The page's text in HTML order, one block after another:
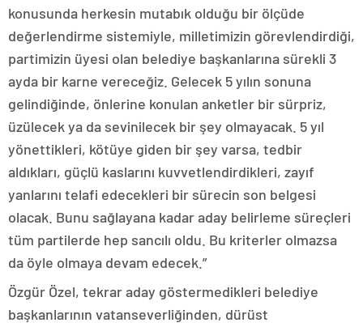
konusunda herkesin mutabık olduğu bir ölçüde
değerlendirme sistemiyle, milletimizin görevlendirdiği,
partimizin üyesi olan belediye başkanlarına sürekli 3
ayda bir karne vereceğiz. Gelecek 5 yılın sonuna
gelindiğinde, önlerine konulan anketler bir sürpriz,
üzülecek ya da sevinilecek bir şey olmayacak. 5 yıl
yönettikleri, kötüye giden bir şey varsa, tedbir
aldıkları, güçlü kaslarını kuvvetlendirdikleri, zayıf
yanlarını telafi edecekleri bir sürecin son belgesi
olacak. Bunu sağlayana kadar aday belirleme süreçleri
tüm partilerde hep sancılı oldu. Bu kriterler olmazsa
da öyle olmaya devam edecek.”
Özgür Özel, tekrar aday göstermedikleri belediye
başkanlarının vatanseverliğinden, dürüst